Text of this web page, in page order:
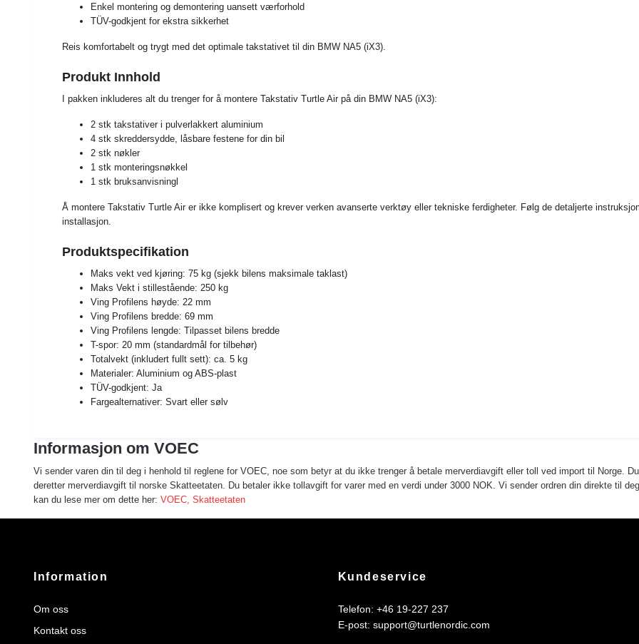
Enkel montering og demontering uansett værforhold
TÜV-godkjent for ekstra sikkerhet
Reis komfortabelt og trygt med det optimale takstativet til din BMW NA5 (iX3).
Produkt Innhold
I pakken inkluderes alt du trenger for å montere Takstativ Turtle Air på din BMW NA5 (iX3):
2 stk takstativer i pulverlakkert aluminium
4 stk skreddersydde, låsbare festene for din bil
2 stk nøkler
1 stk monteringsnøkkel
1 stk bruksanvisningl
Å montere Takstativ Turtle Air er ikke komplisert og krever verken avanserte verktøy eller tekniske ferdigheter. Følg de detaljerte
installasjon.
Produktspecifikation
Maks vekt ved kjøring: 75 kg (sjekk bilens maksimale taklast)
Maks Vekt i stillestående: 250 kg
Ving Profilens høyde: 22 mm
Ving Profilens bredde: 69 mm
Ving Profilens lengde: Tilpasset bilens bredde
T-spor: 20 mm (standardmål for tilbehør)
Totalvekt (inkludert fullt sett): ca. 5 kg
Materialer: Aluminium og ABS-plast
TÜV-godkjent: Ja
Fargealternativer: Svart eller sølv
Informasjon om VOEC
Vi sender varen din til deg i henhold til reglene for VOEC, noe som betyr at du ikke trenger å betale merverdiavgift eller toll ved import til Norge.
deretter merverdiavgift til norske Skatteetaten. Du betaler ikke tollavgift for varer med en verdi under 3000 NOK. Vi sender ordren din direkte til
kan du lese mer om dette her: VOEC, Skatteetaten
Information
Om oss
Kontakt oss
Kundeservice
Telefon: +46 19-227 237
E-post: support@turtlenordic.com